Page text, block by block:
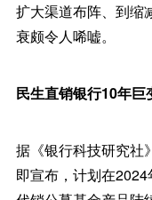
扩大渠道布阵、到缩
衰颇令人唏嘘。
民生直销银行10年巨
据《银行科技研究社
即宣布，计划在2024